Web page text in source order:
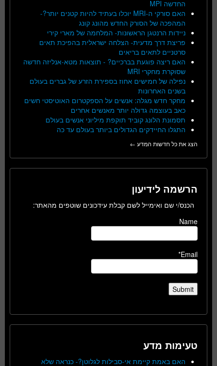
החדשה MPI
האם סורקי ה-MRI יוכלו בעתיד להיות קטנים יותר?-
המהפכה של הסורק החדש מהונג קונג
ניידות הרנטגן הראשונות- המלחמה של מארי קירי
פריצת דרך מדעית- הצלחה ישראלית בהפיכת תאים
סרטניים לתאים בריאים
האם ריצה פוגעת בברכיים? - תוצאות מטא-אנליזה חדשה
שסוקרת מחקרי MRI
נפילה של חמישים אחוז בספירת הזרע של גברים בעולם
בשנים האחרונות
מחקר חדש מגלה: אנשים על הספקטרום האוטיסטי חשים
כאב בעוצמה גדולה יותר מאנשים אחרים
תסמונת הלונג קוביד תוקפת מיליוני אנשים בעולם
התגלו החיידקים הגדולים ביותר בעולם עד כה
הצג את כל חדשות המדע ←
הרשמה לידיעון
הכנס/י שם ואימייל לשם קבלת עידכונים שוטפים מהאתר:
Name
Email*
טעימות מדע
האם באמת קיימת אי-סבילות לגלוטן?- כנראה שלא